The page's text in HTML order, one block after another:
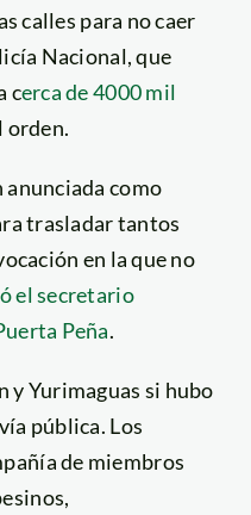
calles para no caer
Nacional, que
cerca de 4000 mil
orden.
anunciada como
trasladar tantos
en la que no
el secretario
Peña.
y Yurimaguas si hubo
pública. Los
de miembros